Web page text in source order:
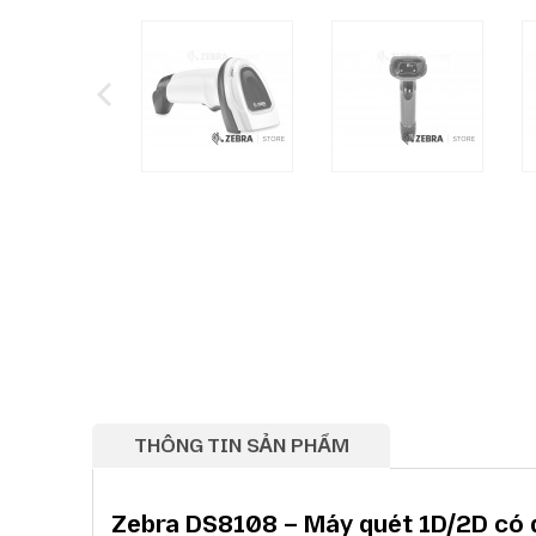
THÔNG TIN SẢN PHẨM
Zebra DS8108 – Máy quét 1D/2D có